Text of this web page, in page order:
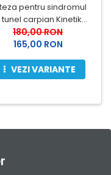
pentru sindromul
carpian Kinetika
K-53032
180,00 RON
165,00 RON
VEZI VARIANTE